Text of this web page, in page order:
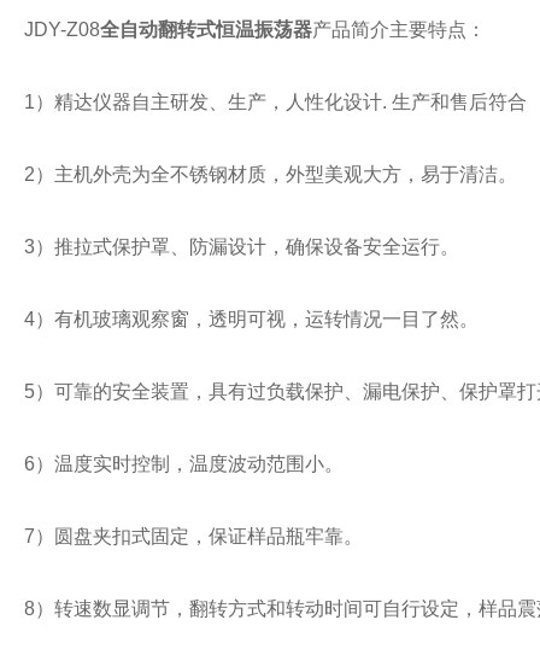
JDY-Z08全自动翻转式恒温振荡器产品简介主要特点：
1）精达仪器自主研发、生产，人性化设计. 生产和售后符合
2）主机外壳为全不锈钢材质，外型美观大方，易于清洁。
3）推拉式保护罩、防漏设计，确保设备安全运行。
4）有机玻璃观察窗，透明可视，运转情况一目了然。
5）可靠的安全装置，具有过负载保护、漏电保护、保护罩
6）温度实时控制，温度波动范围小。
7）圆盘夹扣式固定，保证样品瓶牢靠。
8）转速数显调节，翻转方式和转动时间可自行设定，样品